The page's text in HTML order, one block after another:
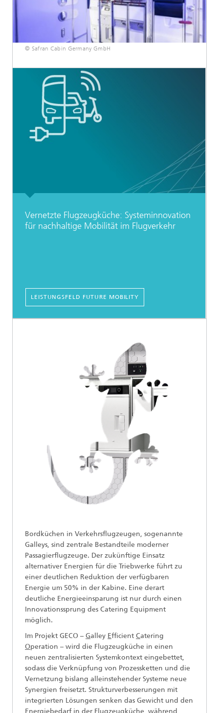
© Safran Cabin Germany GmbH
Vernetzte Flugzeugküche: Systeminnovation
für nachhaltige Mobilität im Flugverkehr
LEISTUNGSFELD FUTURE MOBILITY
Bordküchen in Verkehrsflugzeugen, sogenannte
Galleys, sind zentrale Bestandteile moderner
Passagierflugzeuge. Der zukünftige Einsatz
alternativer Energien für die Triebwerke führt zu
einer deutlichen Reduktion der verfügbaren
Energie um 50% in der Kabine. Eine derart
deutliche Energieeinsparung ist nur durch einen
Innovationssprung des Catering Equipment
möglich.
Im Projekt GECO – Galley Efficient Catering
Operation – wird die Flugzeugküche in einen
neuen zentralisierten Systemkontext eingebettet,
sodass die Verknüpfung von Prozessketten und die
Vernetzung bislang alleinstehender Systeme neue
Synergien freisetzt. Strukturverbesserungen mit
integrierten Lösungen senken das Gewicht und den
Energiebedarf in der Flugzeugküche, während